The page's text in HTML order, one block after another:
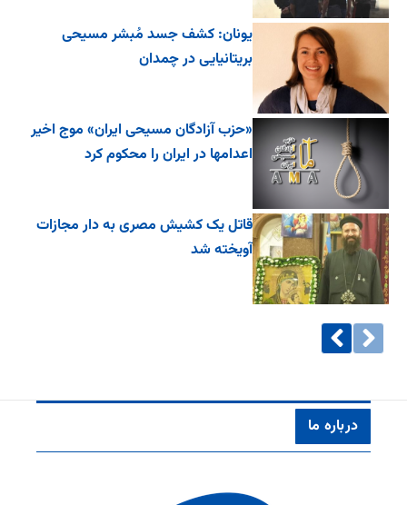
یونان: کشف جسد مُبشر مسیحی
بریتانیایی در چمدان
«حزب آزادگان مسیحی ایران» موج اخیر
اعدامها در ایران را محکوم کرد
قاتل یک کشیش مصری به دار مجازات
آویخته شد
درباره ما